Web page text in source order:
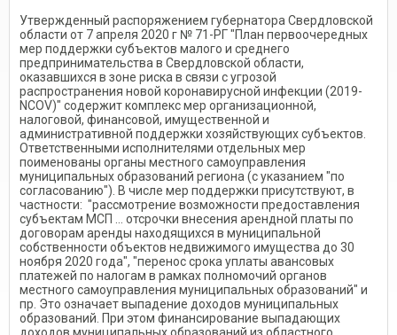
Утвержденный распоряжением губернатора Свердловской
области от 7 апреля 2020 г № 71-РГ "План первоочередных
мер поддержки субъектов малого и среднего
предпринимательства в Свердловской области,
оказавшихся в зоне риска в связи с угрозой
распространения новой коронавирусной инфекции (2019-
NCOV)" содержит комплекс мер организационной,
налоговой, финансовой, имущественной и
административной поддержки хозяйствующих субъектов.
Ответственными исполнителями отдельных мер
поименованы органы местного самоуправления
муниципальных образований региона (с указанием "по
согласованию"). В числе мер поддержки присутствуют, в
частности: "рассмотрение возможности предоставления
субъектам МСП … отсрочки внесения арендной платы по
договорам аренды находящихся в муниципальной
собственности объектов недвижимого имущества до 30
ноября 2020 года", "перенос срока уплаты авансовых
платежей по налогам в рамках полномочий органов
местного самоуправления муниципальных образований" и
пр. Это означает выпадение доходов муниципальных
образований. При этом финансирование выпадающих